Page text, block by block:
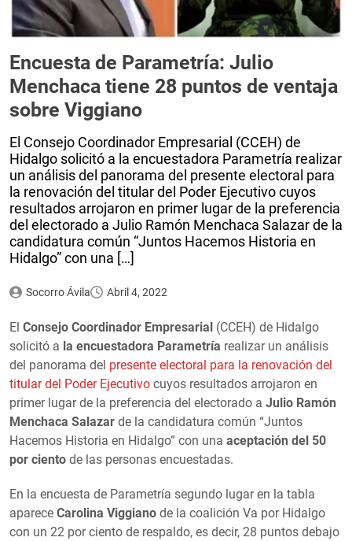
Encuesta de Parametría: Julio
Menchaca tiene 28 puntos de ventaja
sobre Viggiano
El Consejo Coordinador Empresarial (CCEH) de
Hidalgo solicitó a la encuestadora Parametría realizar
un análisis del panorama del presente electoral para
la renovación del titular del Poder Ejecutivo cuyos
resultados arrojaron en primer lugar de la preferencia
del electorado a Julio Ramón Menchaca Salazar de la
candidatura común “Juntos Hacemos Historia en
Hidalgo” con una […]
Socorro Ávila Abril 4, 2022
El Consejo Coordinador Empresarial (CCEH) de Hidalgo
solicitó a la encuestadora Parametría realizar un análisis
del panorama del presente electoral para la renovación del
titular del Poder Ejecutivo cuyos resultados arrojaron en
primer lugar de la preferencia del electorado a Julio Ramón
Menchaca Salazar de la candidatura común “Juntos
Hacemos Historia en Hidalgo” con una aceptación del 50
por ciento de las personas encuestadas.
En la encuesta de Parametría segundo lugar en la tabla
aparece Carolina Viggiano de la coalición Va por Hidalgo
con un 22 por ciento de respaldo, es decir, 28 puntos debajo